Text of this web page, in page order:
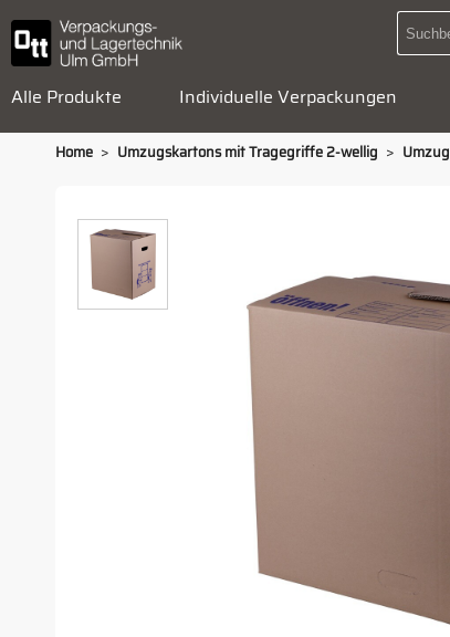
Alle Produkte Individuelle Verpackungen
Home > Umzugskartons mit Tragegriffe 2-wellig >